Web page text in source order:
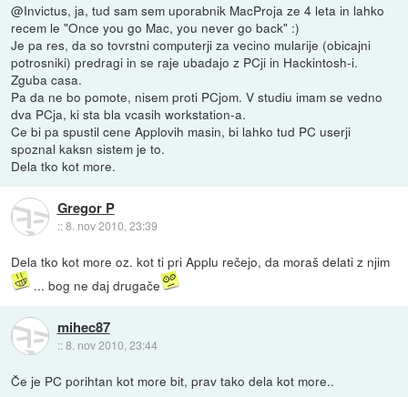
@Invictus, ja, tud sam sem uporabnik MacProja ze 4 leta in lahko
recem le "Once you go Mac, you never go back" :)
Je pa res, da so tovrstni computerji za vecino mularije (obicajni
potrosniki) predragi in se raje ubadajo z PCji in Hackintosh-i.
Zguba casa.
Pa da ne bo pomote, nisem proti PCjom. V studiu imam se vedno
dva PCja, ki sta bla vcasih workstation-a.
Ce bi pa spustil cene Applovih masin, bi lahko tud PC userji
spoznal kaksn sistem je to.
Dela tko kot more.
Gregor P
::8. nov 2010, 23:39
Dela tko kot more oz. kot ti pri Applu rečejo, da moraš delati z njim
... bog ne daj drugače
mihec87
::8. nov 2010, 23:44
Če je PC porihtan kot more bit, prav tako dela kot more..